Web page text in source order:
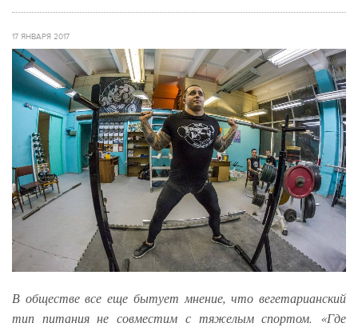
17 ЯНВАРЯ 2017
В обществе все еще бытует мнение, что вегетарианский
тип питания не совместим с тяжелым спортом. «Где